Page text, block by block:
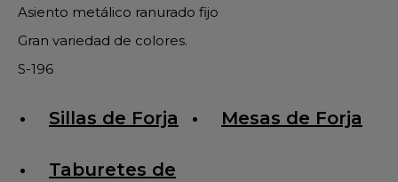
Asiento metálico ranurado fijo
Gran variedad de colores.
S-196
Sillas de Forja Mesas de Forja
Taburetes de